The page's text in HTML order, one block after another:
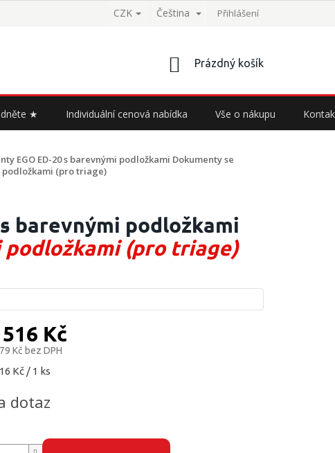
CZK Čeština Přihlášení
NÁKUPNÍ
Prázdný košík
★ Individuální cenová nabídka Vše o nákupu
EGO ED-20 s barevnými podložkami Dokumenty se
(pro triage)
barevnými podložkami
(pro triage)
Kč
Kč bez DPH
Kč / 1 ks
dotaz